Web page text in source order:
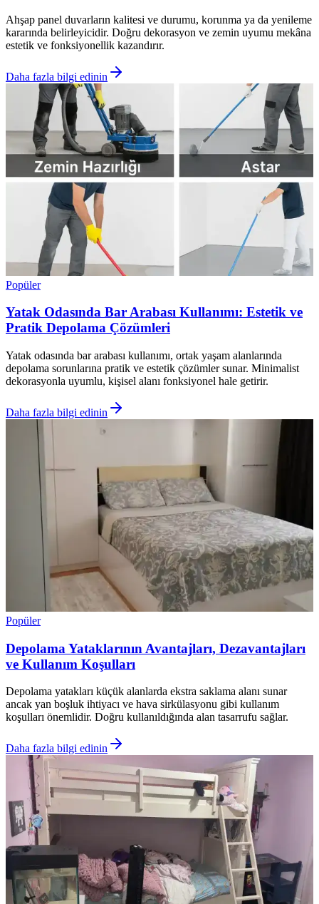
Ahşap panel duvarların kalitesi ve durumu, korunma ya da yenileme
kararında belirleyicidir. Doğru dekorasyon ve zemin uyumu mekâna
estetik ve fonksiyonellik kazandırır.
Daha fazla bilgi edinin
Popüler
Yatak Odasında Bar Arabası Kullanımı: Estetik ve
Pratik Depolama Çözümleri
Yatak odasında bar arabası kullanımı, ortak yaşam alanlarında
depolama sorunlarına pratik ve estetik çözümler sunar. Minimalist
dekorasyonla uyumlu, kişisel alanı fonksiyonel hale getirir.
Daha fazla bilgi edinin
Popüler
Depolama Yataklarının Avantajları, Dezavantajları
ve Kullanım Koşulları
Depolama yatakları küçük alanlarda ekstra saklama alanı sunar
ancak yan boşluk ihtiyacı ve hava sirkülasyonu gibi kullanım
koşulları önemlidir. Doğru kullanıldığında alan tasarrufu sağlar.
Daha fazla bilgi edinin